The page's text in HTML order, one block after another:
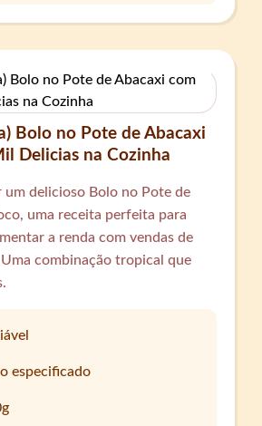
Bolo no Pote de Abacaxi
Delicias na Cozinha
um delicioso Bolo no Pote de
uma receita perfeita para
a renda com vendas de
combinação tropical que
especificado